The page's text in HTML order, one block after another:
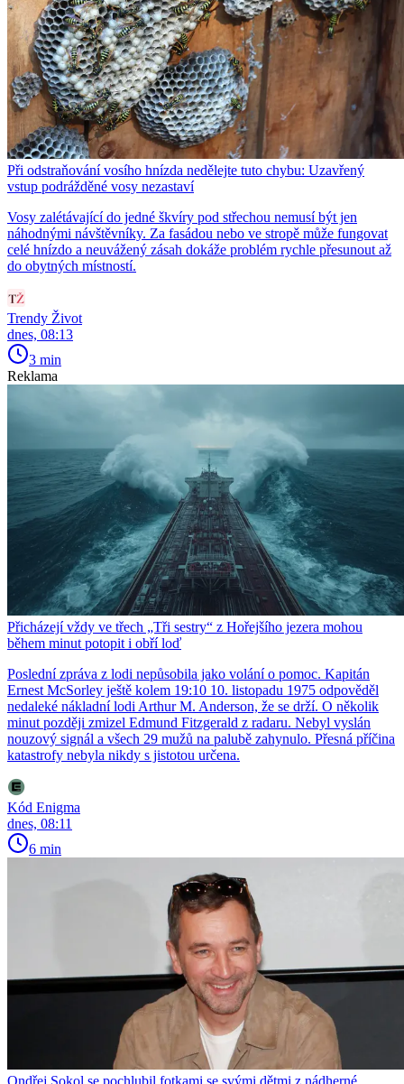
Při odstraňování vosího hnízda nedělejte tuto chybu: Uzavřený
vstup podrážděné vosy nezastaví
Vosy zalétávající do jedné škvíry pod střechou nemusí být jen
náhodnými návštěvníky. Za fasádou nebo ve stropě může fungovat
celé hnízdo a neuvážený zásah dokáže problém rychle přesunout až
do obytných místností.
Trendy Život
dnes, 08:13
3 min
Reklama
Přicházejí vždy ve třech „Tři sestry“ z Hořejšího jezera mohou
během minut potopit i obří loď
Poslední zpráva z lodi nepůsobila jako volání o pomoc. Kapitán
Ernest McSorley ještě kolem 19:10 10. listopadu 1975 odpověděl
nedaleké nákladní lodi Arthur M. Anderson, že se drží. O několik
minut později zmizel Edmund Fitzgerald z radaru. Nebyl vyslán
nouzový signál a všech 29 mužů na palubě zahynulo. Přesná příčina
katastrofy nebyla nikdy s jistotou určena.
Kód Enigma
dnes, 08:11
6 min